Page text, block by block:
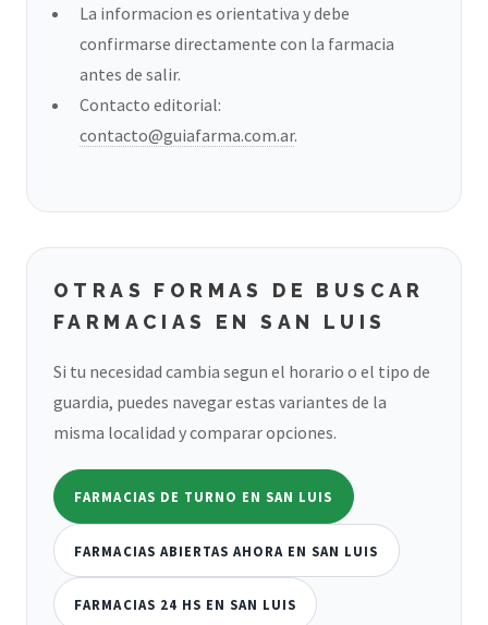
La informacion es orientativa y debe
confirmarse directamente con la farmacia
antes de salir.
Contacto editorial:
contacto@guiafarma.com.ar.
OTRAS FORMAS DE BUSCAR
FARMACIAS EN SAN LUIS
Si tu necesidad cambia segun el horario o el tipo de
guardia, puedes navegar estas variantes de la
misma localidad y comparar opciones.
FARMACIAS DE TURNO EN SAN LUIS
FARMACIAS ABIERTAS AHORA EN SAN LUIS
FARMACIAS 24 HS EN SAN LUIS